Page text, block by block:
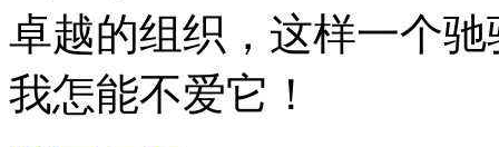
卓越的组织，这样一个
我怎能不爱它！